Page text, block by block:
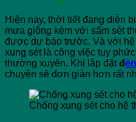
Hiện nay, thời tiết đang diễn
mưa giông kèm với sấm sét
được dự báo trước. Và với
xung sét là công việc tuy
thường xuyên. Khi lắp đặt đ
chuyện sẽ đơn giản hơn rất
Chống xung sét cho hệ